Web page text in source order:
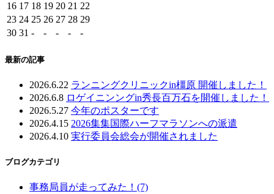
16 17 18 19 20 21 22
23 24 25 26 27 28 29
30 31 - - - - -
最新の記事
2026.6.22 ランニングクリニックin橿原 開催しました！
2026.6.8 ロゲイニンングin秀長百万石を開催しました！
2026.5.27 今年のポスターです
2026.4.15 2026集集国際ハーフマラソンへの派遣
2026.4.10 実行委員会総会が開催されました
ブログカテゴリ
事務局員が走ってみた！(7)